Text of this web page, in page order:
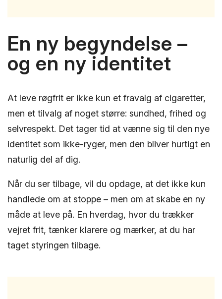
En ny begyndelse –
og en ny identitet
At leve røgfrit er ikke kun et fravalg af cigaretter,
men et tilvalg af noget større: sundhed, frihed og
selvrespekt. Det tager tid at vænne sig til den nye
identitet som ikke-ryger, men den bliver hurtigt en
naturlig del af dig.
Når du ser tilbage, vil du opdage, at det ikke kun
handlede om at stoppe – men om at skabe en ny
måde at leve på. En hverdag, hvor du trækker
vejret frit, tænker klarere og mærker, at du har
taget styringen tilbage.